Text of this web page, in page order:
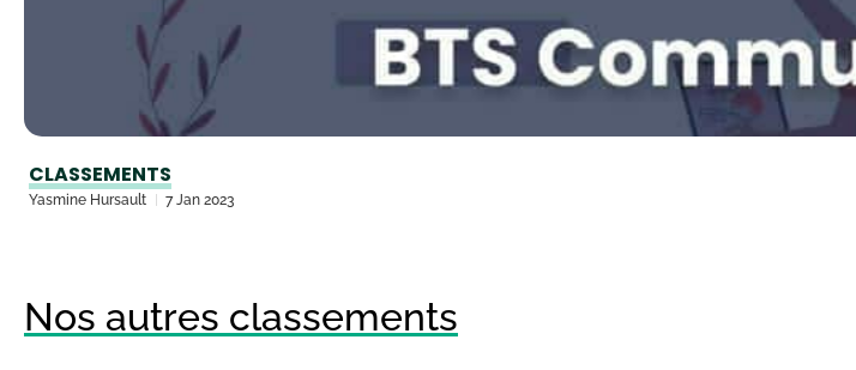
CLASSEMENTS
Yasmine Hursault 7 Jan 2023
Nos autres classements